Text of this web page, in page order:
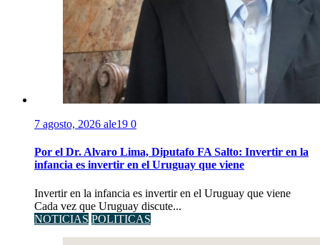
7 agosto, 2026 ale19 0
Por el Dr. Alvaro Lima, Diputafo FA Salto: Invertir en la
infancia es invertir en el Uruguay que viene
Invertir en la infancia es invertir en el Uruguay que viene
Cada vez que Uruguay discute...
NOTICIAS POLITICAS